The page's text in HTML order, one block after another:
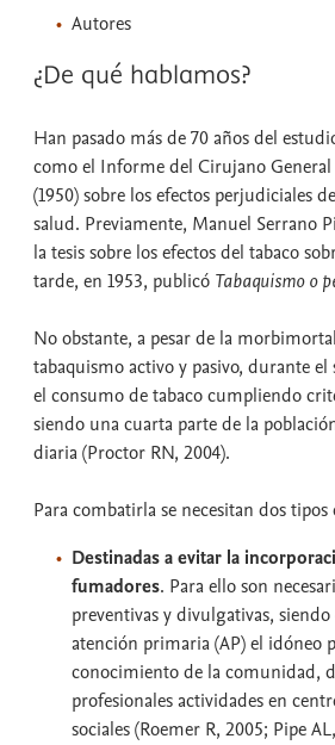
Autores
¿De qué hablamos?
Han pasado más de 70 años del
como el Informe del Cirujano
(1950) sobre los efectos perjudiciales
salud. Previamente, Manuel Serrano
la tesis sobre los efectos del tabaco
tarde, en 1953, publicó Tabaquismo o
No obstante, a pesar de la
tabaquismo activo y pasivo, durante
el consumo de tabaco cumpliendo
siendo una cuarta parte de la
diaria (Proctor RN, 2004).
Para combatirla se necesitan dos
Destinadas a evitar la
fumadores. Para ello son
preventivas y divulgativas,
atención primaria (AP) el idóneo
conocimiento de la comunidad,
profesionales actividades en
sociales (Roemer R, 2005; Pipe